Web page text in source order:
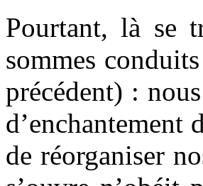
Pourtant, là se
sommes
précédent) :
d’enchantement
de réorganiser